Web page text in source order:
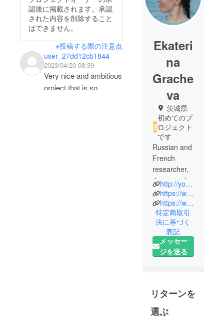
認後に掲載されます。承認
された内容を削除すること
はできません。
※投稿する際の注意点
user_27dd12cb1844
2023/04/20 08:39
Very nice and ambitious
project that is so
Ekateri
na
Grache
va
茨城県
初めてのプ
ロジェクト
です
Russian and
French
researcher,
dance and
yoga
enthusiast,
and mom of
two ❤️
Living in
Japan for
over 7 years.
http://yodastudio.jp/
https://www.instagram.com/yodatsukuba/
https://www.facebook.com/yodatsukuba
特定商取引
法に基づく
表記
メッセー
ジを送る
リターンを
選ぶ